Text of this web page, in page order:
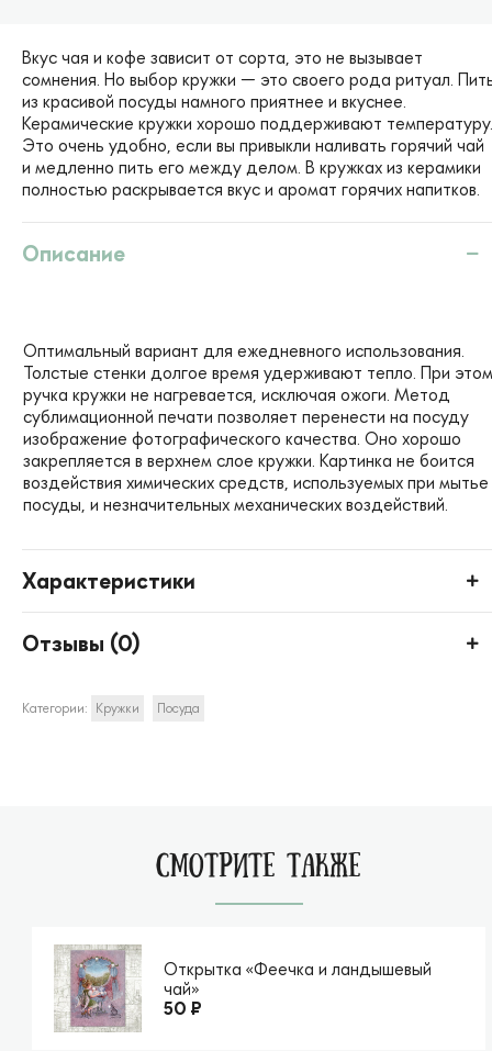
Вкус чая и кофе зависит от сорта, это не вызывает
сомнения. Но выбор кружки — это своего рода ритуал.
из красивой посуды намного приятнее и вкуснее.
Керамические кружки хорошо поддерживают температуру.
Это очень удобно, если вы привыкли наливать горячий чай
и медленно пить его между делом. ​В кружках из керамики
полностью раскрывается вкус и аромат горячих напитков.
Описание
Оптимальный вариант для ежедневного использования.
Толстые стенки долгое время удерживают тепло. При этом
ручка кружки не нагревается, исключая ожоги. Метод
сублимационной печати позволяет перенести на посуду
изображение фотографического качества. Оно хорошо
закрепляется в верхнем слое кружки. Картинка не боится
воздействия химических средств, используемых при мытье
посуды, и незначительных механических воздействий.
Характеристики
Отзывы (0)
Категории: Кружки Посуда
СМОТРИТЕ ТАКЖЕ
Открытка «Феечка и ландышевый
чай»
50 ₽